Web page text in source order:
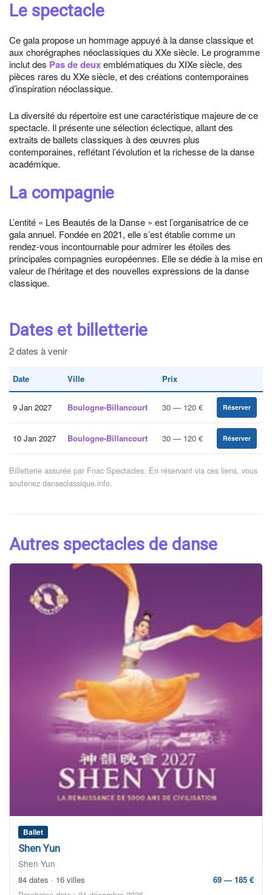
Le spectacle
Ce gala propose un hommage appuyé à la danse classique et
aux chorégraphes néoclassiques du XXe siècle. Le programme
inclut des Pas de deuxemblématiques du XIXe siècle, des
pièces rares du XXe siècle, et des créations contemporaines
d’inspiration néoclassique.
La diversité du répertoire est une caractéristique majeure de ce
spectacle. Il présente une sélection éclectique, allant des
extraits de ballets classiques à des œuvres plus
contemporaines, reflétant l’évolution et la richesse de la danse
académique.
La compagnie
L’entité « Les Beautés de la Danse » est l’organisatrice de ce
gala annuel. Fondée en 2021, elle s’est établie comme un
rendez-vous incontournable pour admirer les étoiles des
principales compagnies européennes. Elle se dédie à la mise en
valeur de l’héritage et des nouvelles expressions de la danse
classique.
Dates et billetterie
2 dates à venir
Date Ville Prix
9 Jan 2027 Boulogne-Billancourt 30 — 120 € Réserver
10 Jan 2027 Boulogne-Billancourt 30 — 120 € Réserver
Billetterie assurée par Fnac Spectacles. En réservant via ces liens, vous
soutenez danseclassique.info.
Autres spectacles de danse
Ballet
Shen Yun
Shen Yun
84 dates · 16 villes
69 — 185 €